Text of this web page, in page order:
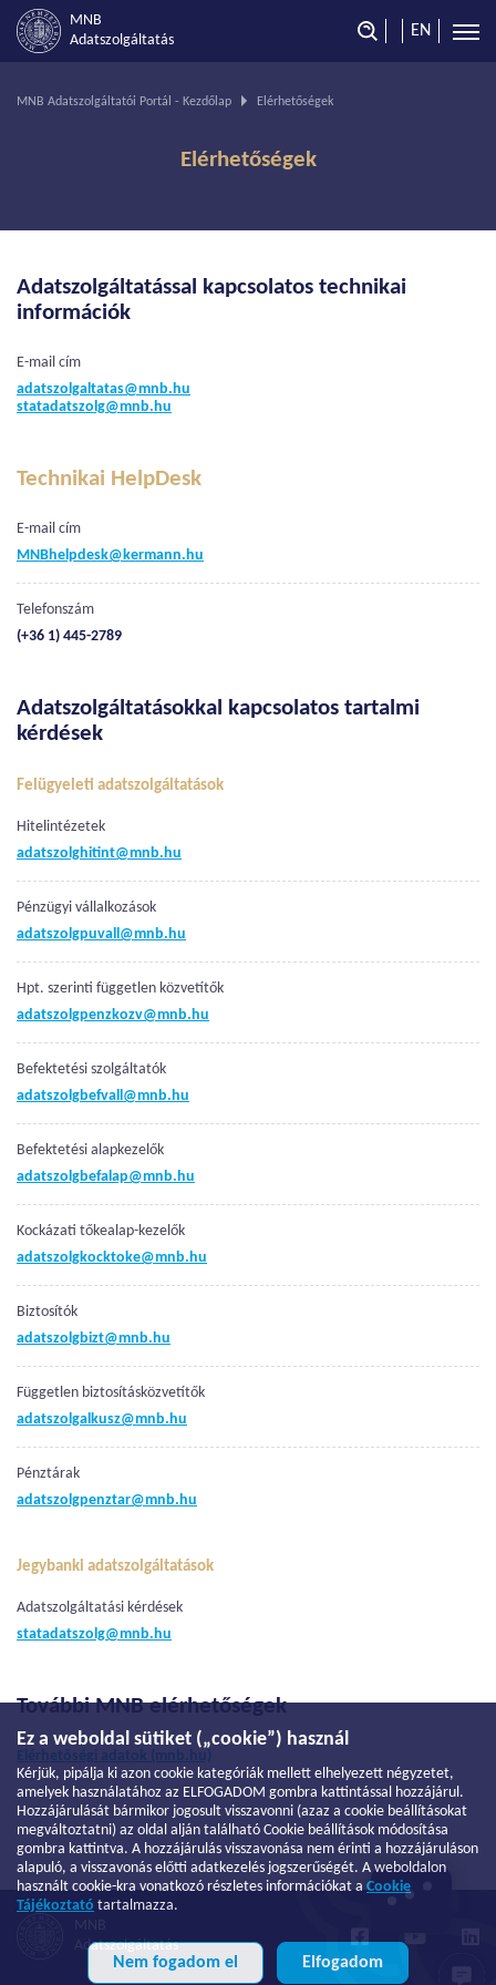
MNB
Adatszolgáltatás
EN
Ez a weboldal sütiket („cookie”) használ
Kérjük, pipálja ki azon cookie kategóriák mellett elhelyezett négyzetet,
amelyek használatához az ELFOGADOM gombra kattintással hozzájárul.
Hozzájárulását bármikor jogosult visszavonni (azaz a cookie beállításokat
megváltoztatni) az oldal alján található Cookie beállítások módosítása
gombra kattintva. A hozzájárulás visszavonása nem érinti a hozzájáruláson
alapuló, a visszavonás előtti adatkezelés jogszerűségét. A weboldalon
használt cookie-kra vonatkozó részletes információkat a Cookie
Tájékoztató tartalmazza.
Nem fogadom el Elfogadom
Ön
MNB Adatszolgáltatói Portál - Kezdőlap Elérhetőségek
Elérhetőségek
Adatszolgáltatással kapcsolatos technikai
információk
E-mail cím
adatszolgaltatas@mnb.hu
statadatszolg@mnb.hu
Technikai HelpDesk
E-mail cím
MNBhelpdesk@kermann.hu
Telefonszám
(+36 1) 445-2789
Adatszolgáltatásokkal kapcsolatos tartalmi
kérdések
Felügyeleti adatszolgáltatások
Hitelintézetek
adatszolghitint@mnb.hu
Pénzügyi vállalkozások
adatszolgpuvall@mnb.hu
Hpt. szerinti független közvetítők
adatszolgpenzkozv@mnb.hu
Befektetési szolgáltatók
adatszolgbefvall@mnb.hu
Befektetési alapkezelők
adatszolgbefalap@mnb.hu
Kockázati tőkealap-kezelők
adatszolgkocktoke@mnb.hu
Biztosítók
adatszolgbizt@mnb.hu
Független biztosításközvetítők
adatszolgalkusz@mnb.hu
Pénztárak
adatszolgpenztar@mnb.hu
Jegybanki adatszolgáltatások
Adatszolgáltatási kérdések
statadatszolg@mnb.hu
További MNB elérhetőségek
Elérhetőségi adatok (mnb.hu)
Adatszolgáltatás